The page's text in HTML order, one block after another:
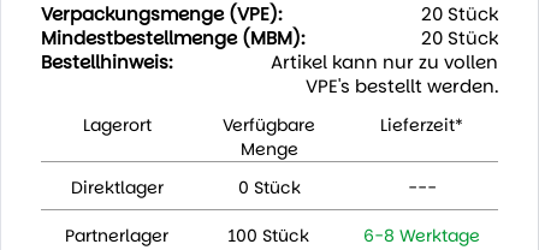
Verpackungsmenge (VPE):
20 Stück
Mindestbestellmenge (MBM):
20 Stück
Bestellhinweis:
Artikel kann nur zu vollen
VPE's bestellt werden.
Lagerort
Verfügbare
Menge
Lieferzeit*
Direktlager 0 Stück ---
Partnerlager 100 Stück 6-8 Werktage